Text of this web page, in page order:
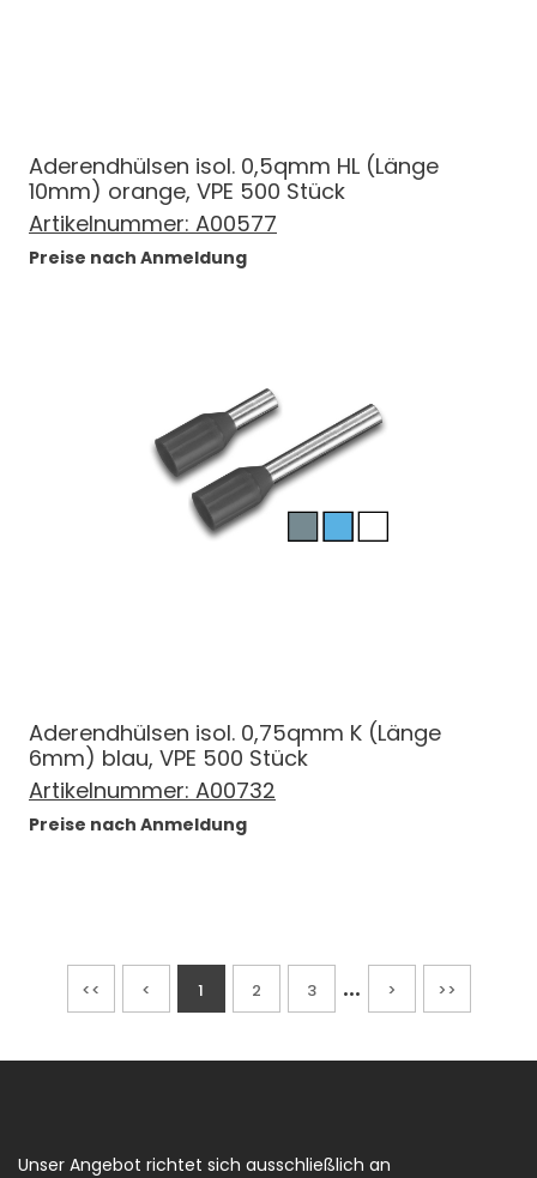
Aderendhülsen isol. 0,5qmm HL (Länge
10mm) orange, VPE 500 Stück
Artikelnummer: A00577
Preise nach Anmeldung
Aderendhülsen isol. 0,75qmm K (Länge
6mm) blau, VPE 500 Stück
Artikelnummer: A00732
Preise nach Anmeldung
<< < 1 2 3 ... > >>
Unser Angebot richtet sich ausschließlich an